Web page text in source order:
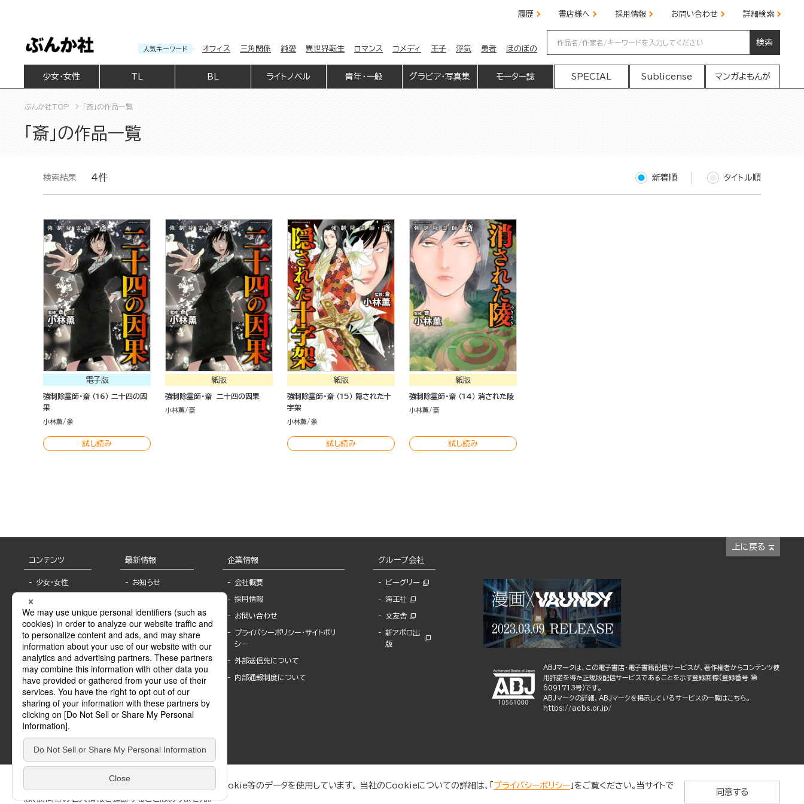
履歴 書店様へ 採用情報 お問い合わせ 詳細検索
人気キーワード オフィス 三角関係 純愛 異世界転生 ロマンス コメディ 王子 浮気 勇者 ほのぼの
検索
少女・女性 BL ライトノベル 青年・一般 グラビア・写真集 モーター誌 SPECIAL Sublicense マンガよもんが
ぶんか社TOP 「斎」の作品一覧
「斎」の作品一覧
検索結果 4件 新着順 タイトル順
電子版
強制除霊師・斎 （16） 二十四の因
果
小林薫 斎
試し読み
紙版
強制除霊師・斎 二十四の因果
小林薫 斎
紙版
強制除霊師・斎 （15） 隠された十
字架
小林薫 斎
試し読み
紙版
強制除霊師・斎 （14） 消された陵
小林薫 斎
試し読み
上に戻る
コンテンツ
少女・女性
BL
ライトノベル
青年・一般
グラビア・写真
モーター誌
SPECIAL
Sublicense
最新情報
お知らせ
報
書店様へ
海外ライセンシー
公式SNSアカウ
ント
作家一覧
Keyword list
Author list
企業情報
会社概要
採用情報
お問い合わせ
プライバシーポリシー・サイトポリ
シー
外部送信先について
内部通報制度について
グループ会社
ビーグリー
海王社
文友舎
新アポロ出
版
ABJマークは、この電子書店・電子書籍配信サービスが、著作権者からコンテンツ使
用許諾を得た正規版配信サービスであることを示す登録商標(登録番号 第
6091713号)です。
ABJマークの詳細、ABJマークを掲示しているサービスの一覧はこちら。
https://aebs.or.jp/
ぶんか社が運営するサイトでは、利便性向上のためにCookie等のデータを使用しています。 当社のCookieについての詳細は、「 プライバシーポリシー 」をご覧ください。当サイトで
は、訪問者の個人情報を追跡することはありません。
同意する